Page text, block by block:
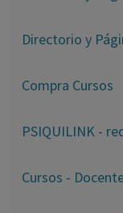
Directorio y
Compra Cursos
PSIQUILINK -
Cursos -